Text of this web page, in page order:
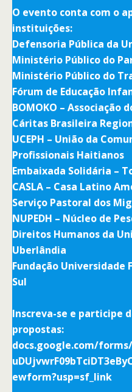
O evento conta com o
instituições:
Defensoria Pública da
Ministério Público do
Ministério Público do
Fórum de Educação
BOMOKO – Associação
Cáritas Brasileira
UCEPH – União da
Profissionais Haitianos
Embaixada Solidária –
CASLA – Casa Latino
Serviço Pastoral dos
NUPEDH – Núcleo de
Direitos Humanos da
Uberlândia
Fundação Universidade
Sul
Inscreva-se e participe
propostas:
docs.google.com/
ewform?usp=sf_link